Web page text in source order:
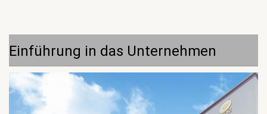
Einführung in das Unternehmen